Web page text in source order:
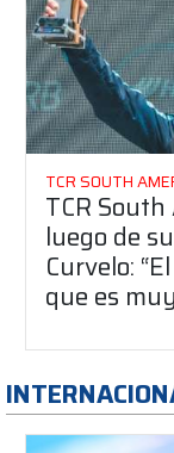
TCR SOUTH
TCR South
luego de
Curvelo:
que es